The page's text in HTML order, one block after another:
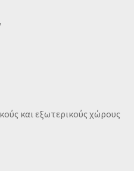
και εξωτερικούς χώρους